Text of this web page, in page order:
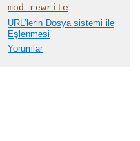
mod_rewrite
URL’lerin Dosya sistemi ile
Eşlenmesi
Yorumlar